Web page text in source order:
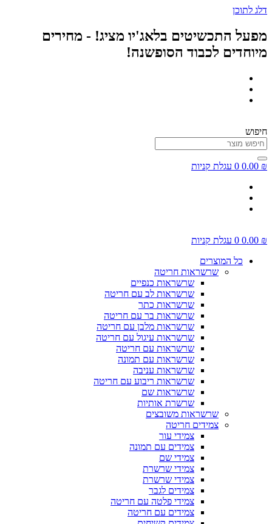
דלג לתוכן
מפעל התכשיטים בלאג'יו מציג! - מחירים
מיוחדים לכבוד הסופשנה!
חיפוש
0.00 ₪
0 עגלת קניות
0.00 ₪
0 עגלת קניות
כל המוצרים
שרשראות חריטה
שרשראות כנפיים
שרשראות לב עם חריטה
שרשראות כתר
שרשראות בר עם חריטה
שרשראות מלבן עם חריטה
שרשראות עיגול עם חריטה
שרשראות עם חריטה
שרשראות עם תמונה
שרשראות עניבה
שרשראות ריבוע עם חריטה
שרשראות שם
שרשרת אותיות
שרשראות משובצים
צמידים חריטה
צמידי עור
צמידים עם תמונה
צמידי שם
צמידי שרשרת
צמידי שרשרת
צמידים לגבר
צמידי פלטה עם חריטה
צמידים עם חריטה